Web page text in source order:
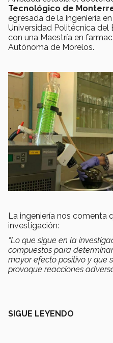
Tecnológico de
egresada de la ingeniería
Universidad Politécnica
con una Maestría en
Autónoma de Morelos.
La ingeniería nos comenta
investigación:
“Lo que sigue en la
compuestos para
mayor efecto positivo y que
provoque reacciones
SIGUE LEYENDO